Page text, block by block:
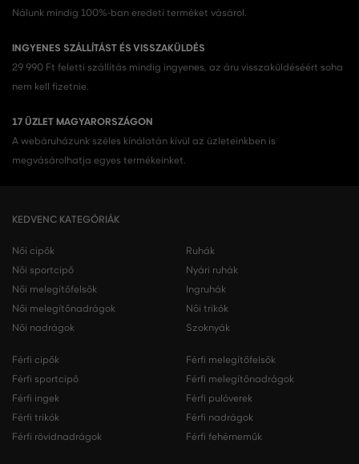
Nálunk mindig 100%-ban eredeti terméket vásárol.
INGYENES SZÁLLÍTÁST ÉS VISSZAKÜLDÉS
29 990 Ft feletti szállítás mindig ingyenes, az áru visszaküldéséért soha
nem kell fizetnie.
17 ÜZLET MAGYARORSZÁGON
A webáruházunk széles kínálatán kívül az üzleteinkben is
megvásárolhatja egyes termékeinket.
KEDVENC KATEGÓRIÁK
Női cipők
Női sportcipő
Női melegítőfelsők
Női melegítőnadrágok
Női nadrágok
Ruhák
Nyári ruhák
Ingruhák
Női trikók
Szoknyák
Férfi cipők
Férfi sportcipő
Férfi ingek
Férfi trikók
Férfi rövidnadrágok
Férfi melegítőfelsők
Férfi melegítőnadrágok
Férfi pulóverek
Férfi nadrágok
Férfi fehérneműk